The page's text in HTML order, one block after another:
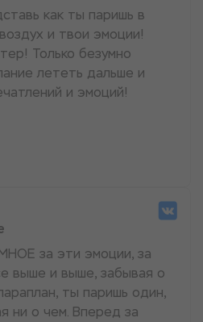
как ты паришь в
и твои эмоции!
Только безумно
лететь дальше и
и эмоций!
за эти эмоции, за
выше и выше, забывая о
ты паришь один,
ни о чем. Вперед за